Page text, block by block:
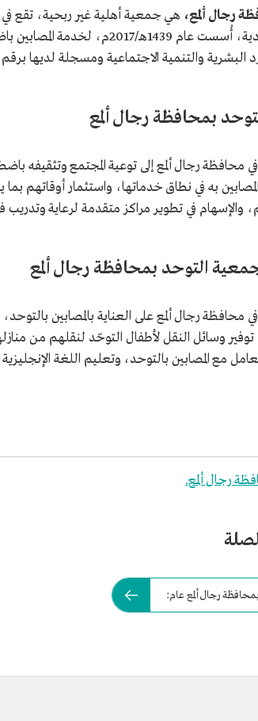
رجال ألمع، هي جمعية أهلية غير ربحية، تقع
المملكة العربية السعودية، أُسست
البشرية والتنمية الاجتماعية ومسجلة لديها برقم 1034.
بمحافظة رجال ألمع
رجال ألمع إلى توعية المجتمع وتثقيفه
به في نطاق خدماتها، واستثمار أوقاتهم بما
والإسهام في تطوير مراكز متقدمة لرعاية وتدريب
التوحد بمحافظة رجال ألمع
رجال ألمع على العناية بالمصابين
وسائل النقل لأطفال التوحّد لنقلهم من منازلهم
مع المصابين بالتوحد، وتعليم اللغة
رجال ألمع.
رجال ألمع عام: